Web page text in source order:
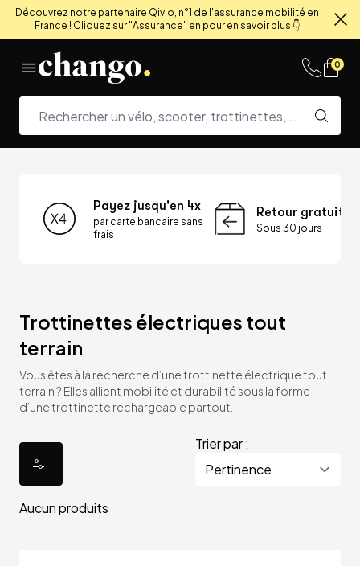
Découvrez notre partenaire Qivio, n°1 de l'assurance mobilité en
France ! Cliquez sur "Assurance" en pour en savoir plus 👇
0
Payez jusqu'en 4x
par carte bancaire sans
frais
Retour gratuit
Sous 30 jours
Trottinettes électriques tout
terrain
Vous êtes à la recherche d’une trottinette électrique tout
terrain ? Elles allient mobilité et durabilité sous la forme
d’une trottinette rechargeable partout.
Trier par :
Aucun produits